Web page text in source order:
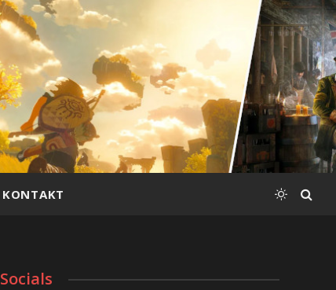
KONTAKT
Socials